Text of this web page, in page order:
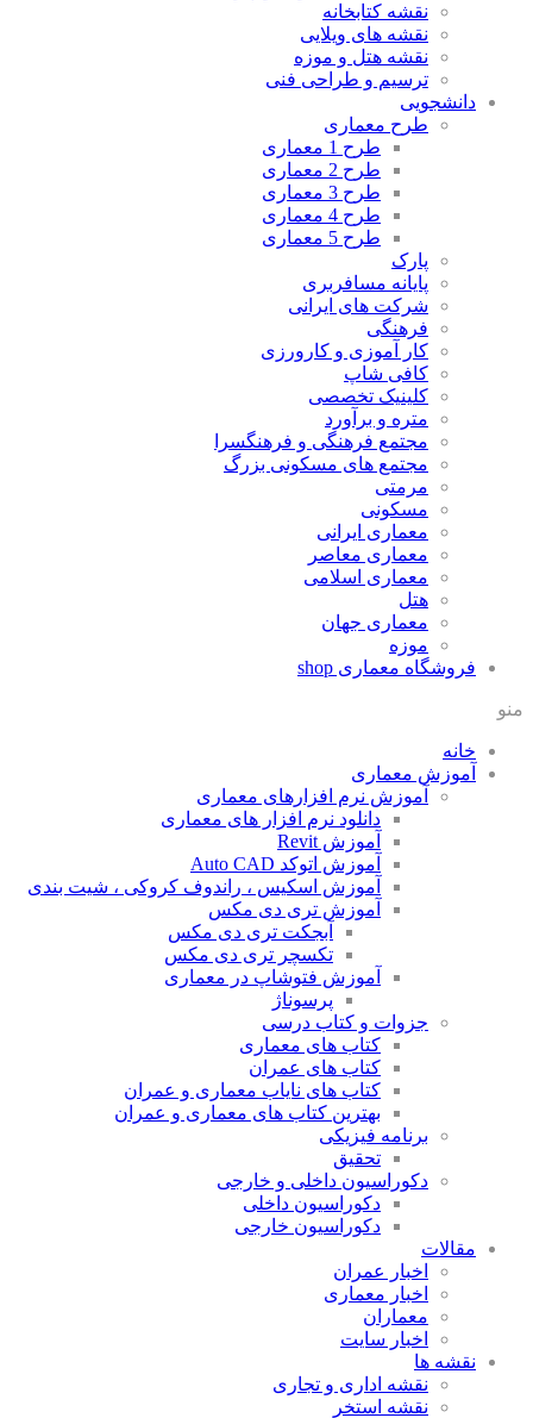
نقشه کتابخانه
نقشه های ویلایی
نقشه هتل و موزه
ترسیم و طراحی فنی
دانشجویی
طرح معماری
طرح 1 معماری
طرح 2 معماری
طرح 3 معماری
طرح 4 معماری
طرح 5 معماری
پارک
پایانه مسافربری
شرکت های ایرانی
فرهنگی
کار آموزی و کارورزی
کافی شاپ
کلینیک تخصصی
متره و برآورد
مجتمع فرهنگی و فرهنگسرا
مجتمع های مسکونی بزرگ
مرمتی
مسکونی
معماری ایرانی
معماری معاصر
معماری اسلامی
هتل
معماری جهان
موزه
فروشگاه معماری shop
منو
خانه
آموزش معماری
آموزش نرم افزارهای معماری
دانلود نرم افزار های معماری
آموزش Revit
آموزش اتوکد Auto CAD
آموزش اسکیس ، راندوف کروکی ، شیت بندی
آموزش تری دی مکس
آبجکت تری دی مکس
تکسچر تری دی مکس
آموزش فتوشاپ در معماری
پرسوناژ
جزوات و کتاب درسی
کتاب های معماری
کتاب های عمران
کتاب های نایاب معماری و عمران
بهترین کتاب های معماری و عمران
برنامه فیزیکی
تحقیق
دکوراسیون داخلی و خارجی
دکوراسیون داخلی
دکوراسیون خارجی
مقالات
اخبار عمران
اخبار معماری
معماران
اخبار سایت
نقشه ها
نقشه اداری و تجاری
نقشه استخر